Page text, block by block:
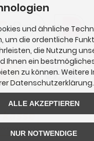
und ähnliche
um die ordentliche
die Nutzung
Ihnen ein
zu können.
Datenschutzerklärung.
ALLE AKZEPTIEREN
NUR NOTWENDIGE